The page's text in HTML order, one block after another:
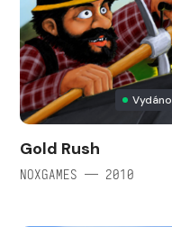
Vydáno
Gold Rush
NOXGAMES — 2010